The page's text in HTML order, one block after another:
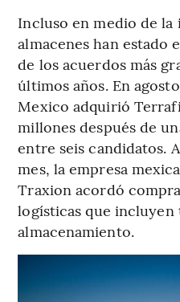
Incluso en medio de
almacenes han estado
de los acuerdos más
últimos años. En
Mexico adquirió
millones después de
entre seis candidatos.
mes, la empresa
Traxion acordó
logísticas que
almacenamiento.